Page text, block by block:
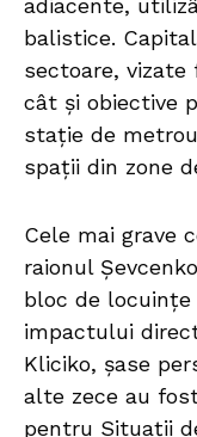
adiacente,
balistice.
sectoare,
cât și obiective
stație de
spații din zone
Cele mai grave
raionul
bloc de
impactului
Kliciko, șase
alte zece au
pentru Situații